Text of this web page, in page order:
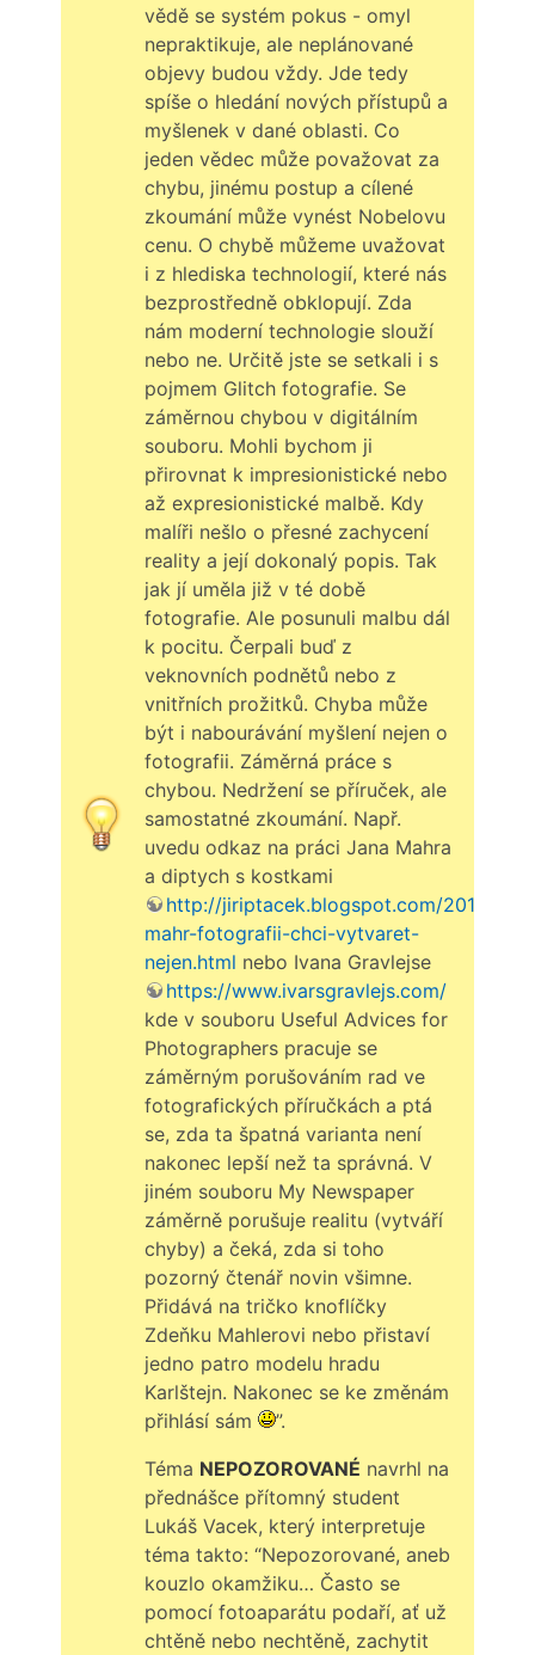
vědě se systém pokus - omyl
nepraktikuje, ale neplánované
objevy budou vždy. Jde tedy
spíše o hledání nových přístupů a
myšlenek v dané oblasti. Co
jeden vědec může považovat za
chybu, jinému postup a cílené
zkoumání může vynést Nobelovu
cenu. O chybě můžeme uvažovat
i z hlediska technologií, které nás
bezprostředně obklopují. Zda
nám moderní technologie slouží
nebo ne. Určitě jste se setkali i s
pojmem Glitch fotografie. Se
záměrnou chybou v digitálním
souboru. Mohli bychom ji
přirovnat k impresionistické nebo
až expresionistické malbě. Kdy
malíři nešlo o přesné zachycení
reality a její dokonalý popis. Tak
jak jí uměla již v té době
fotografie. Ale posunuli malbu dál
k pocitu. Čerpali buď z
veknovních podnětů nebo z
vnitřních prožitků. Chyba může
být i nabourávání myšlení nejen o
fotografii. Záměrná práce s
chybou. Nedržení se příruček, ale
samostatné zkoumání. Např.
uvedu odkaz na práci Jana Mahra
a diptych s kostkami
http://jiriptacek.blogspot.com/2018/09/
mahr-fotografii-chci-vytvaret-
nejen.html nebo Ivana Gravlejse
https://www.ivarsgravlejs.com/
kde v souboru Useful Advices for
Photographers pracuje se
záměrným porušováním rad ve
fotografických příručkách a ptá
se, zda ta špatná varianta není
nakonec lepší než ta správná. V
jiném souboru My Newspaper
záměrně porušuje realitu (vytváří
chyby) a čeká, zda si toho
pozorný čtenář novin všimne.
Přidává na tričko knoflíčky
Zdeňku Mahlerovi nebo přistaví
jedno patro modelu hradu
Karlštejn. Nakonec se ke změnám
přihlásí sám
”.
Téma NEPOZOROVANÉ navrhl na
přednášce přítomný student
Lukáš Vacek, který interpretuje
téma takto: “Nepozorované, aneb
kouzlo okamžiku… Často se
pomocí fotoaparátu podaří, ať už
chtěně nebo nechtěně, zachytit